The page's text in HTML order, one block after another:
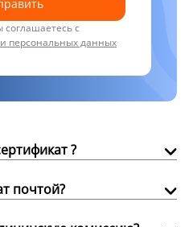
соглашаетесь с
персональных данных
?
почтой?